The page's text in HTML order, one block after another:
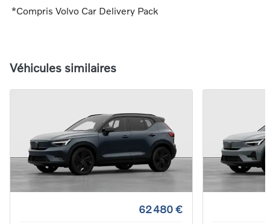
*Compris Volvo Car Delivery Pack
Véhicules similaires
62 480 €